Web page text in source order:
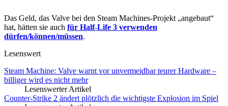
Das Geld, das Valve bei den Steam Machines-Projekt „angebaut“
hat, hätten sie auch für Half-Life 3 verwenden
dürfen/können/müssen.
Lesenswert
Steam Machine: Valve warnt vor unvermeidbar teurer Hardware –
billiger wird es nicht mehr
Lesenswerter Artikel
Counter-Strike 2 ändert plötzlich die wichtigste Explosion im Spiel